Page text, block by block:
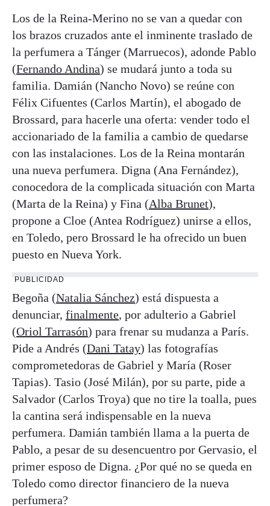
Los de la Reina-Merino no se van a quedar con
los brazos cruzados ante el inminente traslado de
la perfumera a Tánger (Marruecos), adonde Pablo
(Fernando Andina) se mudará junto a toda su
familia. Damián (Nancho Novo) se reúne con
Félix Cifuentes (Carlos Martín), el abogado de
Brossard, para hacerle una oferta: vender todo el
accionariado de la familia a cambio de quedarse
con las instalaciones. Los de la Reina montarán
una nueva perfumera. Digna (Ana Fernández),
conocedora de la complicada situación con Marta
(Marta de la Reina) y Fina (Alba Brunet),
propone a Cloe (Antea Rodríguez) unirse a ellos,
en Toledo, pero Brossard le ha ofrecido un buen
puesto en Nueva York.
PUBLICIDAD
Begoña (Natalia Sánchez) está dispuesta a
denunciar, finalmente, por adulterio a Gabriel
(Oriol Tarrasón) para frenar su mudanza a París.
Pide a Andrés (Dani Tatay) las fotografías
comprometedoras de Gabriel y María (Roser
Tapias). Tasio (José Milán), por su parte, pide a
Salvador (Carlos Troya) que no tire la toalla, pues
la cantina será indispensable en la nueva
perfumera. Damián también llama a la puerta de
Pablo, a pesar de su desencuentro por Gervasio, el
primer esposo de Digna. ¿Por qué no se queda en
Toledo como director financiero de la nueva
perfumera?